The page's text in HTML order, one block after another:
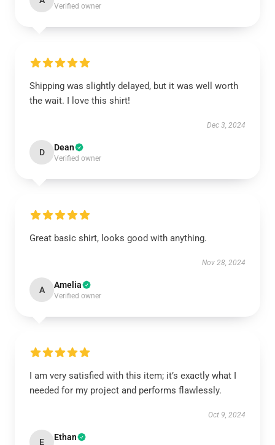
Verified owner
Shipping was slightly delayed, but it was well worth
the wait. I love this shirt!
Dec 3, 2024
D Dean
Verified owner
Great basic shirt, looks good with anything.
Nov 28, 2024
A Amelia
Verified owner
I am very satisfied with this item; it’s exactly what I
needed for my project and performs flawlessly.
Oct 9, 2024
E Ethan